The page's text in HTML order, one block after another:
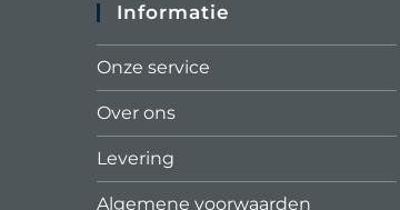
Informatie
Onze service
Over ons
Levering
Algemene voorwaarden